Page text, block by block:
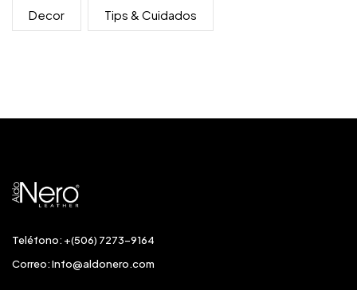
Decor Tips & Cuidados
Teléfono: +(506) 7273-9164
Correo:Info@aldonero.com